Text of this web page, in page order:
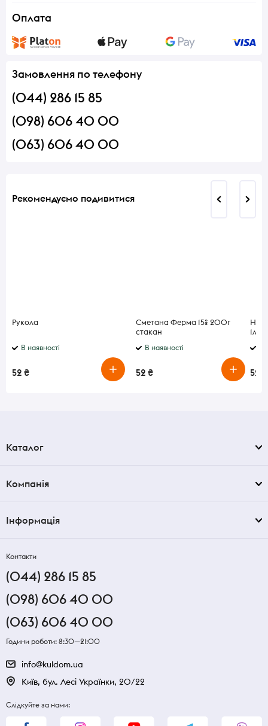
Оплата
Замовлення по телефону
(044) 286 15 85
(098) 606 40 00
(063) 606 40 00
Рекомендуємо подивитися
Рукола
В наявності
52 ₴
Сметана Ферма 15% 200г
стакан
В наявності
52 ₴
1л
52 ₴
Каталог
Компанія
Інформація
Контакти
(044) 286 15 85
(098) 606 40 00
(063) 606 40 00
Години роботи: 8:30—21:00
info@kuldom.ua
Київ, бул. Лесі Українки, 20/22
Слідкуйте за нами: